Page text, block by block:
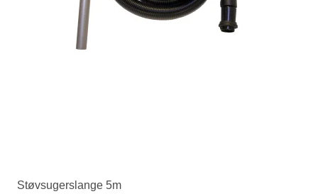
Støvsugerslange 5m